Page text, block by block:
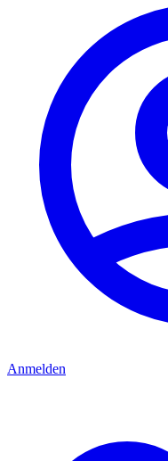
Anmelden